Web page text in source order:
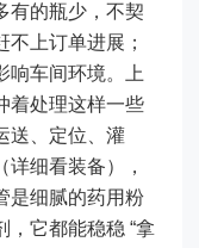
有的瓶少，不契
上订单进展；
响车间环境。上
着处理这样一些
送、定位、灌
细看装备），
是细腻的药用粉
，它都能稳稳 “拿